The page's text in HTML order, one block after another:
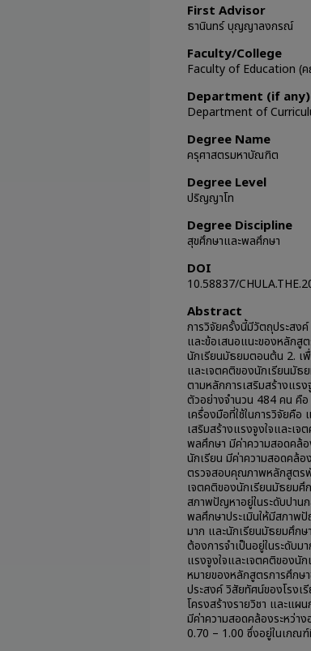
First Advisor
ธานินทร์ บุญญาลงกรณ์
Faculty/College
Faculty of Education (ค
Department (if any)
Department of
Degree Name
ครุศาสตรมหาบัณฑิต
Degree Level
ปริญญาโท
Degree Discipline
สุขศึกษาและพลศึกษา
DOI
10.58837/
Abstract
การวิจัยครั้งนี้มีวัตถุประสง
และข้อเสนอแนะของหลักสู
นักเรียนมัธยมตอนต้น 2. เ
และเจตคติของนักเรียนมั
ตามหลักการเสริมสร้างแร
ตัวอย่างจำนวน 484 คน คื
เครื่องมือที่ใช้ในการวิจัยคื
เสริมสร้างแรงจูงใจและเ
พลศึกษา มีค่าความสอดคล้
นักเรียน มีค่าความสอดคล้อ
ตรวจสอบคุณภาพหลักสูตร
เจตคติของนักเรียนมัธยมศึ
สภาพปัญหาอยู่ในระดับปาน
พลศึกษาประเมินให้มีสภาพ
มาก และนักเรียนมัธยมศึก
ต้องการจำเป็นอยู่ในระดับม
แรงจูงใจและเจตคติของนั
หมายของหลักสูตรการศึก
ประสงค์ วิสัยทัศน์ของโรงเ
โครงสร้างรายวิชา และแ
มีค่าความสอดคล้องระหว่า
0.70 – 1.00 ซึ่งอยู่ในเกณฑ์